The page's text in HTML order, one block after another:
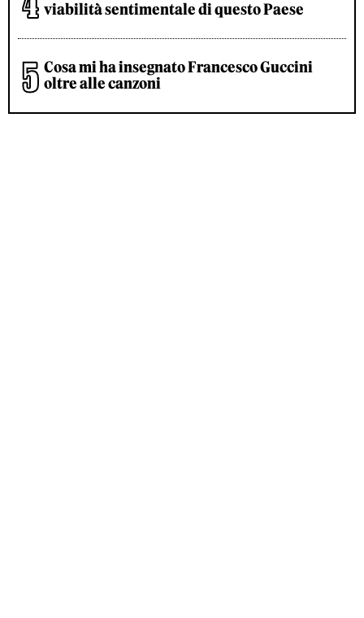
viabilità sentimentale di questo Paese
Cosa mi ha insegnato Francesco Guccini
oltre alle canzoni